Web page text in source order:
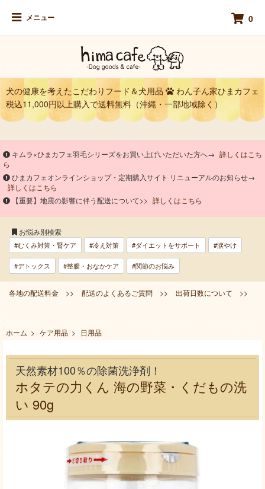
メニュー 0
犬の健康を考えたこだわりフード＆犬用品
わん子ん家ひまカフェ
税込11,000円以上購入で送料無料（沖縄・一部地域除く）
キムラ×ひまカフェ羽毛シリーズをお買い上げいただいた方へ→ 詳しくはこち
ら
ひまカフェオンラインショップ・定期購入サイト リニューアルのお知らせ→
詳しくはこちら
【重要】地震の影響に伴う配送について>> 詳しくはこちら
お悩み別検索
#むくみ対策・腎ケア #冷え対策 #ダイエットをサポート #涙やけ
#デトックス #整腸・おなかケア #関節のお悩み
各地の配送料金 >> 配送のよくあるご質問 >> 出荷日数について >>
ホーム > ケア用品 > 日用品
天然素材100％の除菌洗浄剤！
ホタテの力くん 海の野菜・くだもの洗
い 90g